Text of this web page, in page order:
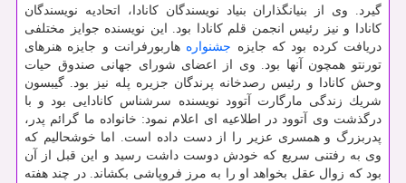
گیرد. وی از بنیانگذاران بنیاد نویسندگان كانادا، اتحادیه نویسندگان
كانادا و نیز رئیس انجمن قلم كانادا بود. این نویسنده جوایز مختلفی
دریافت كرده بود كه جایزه جشنواره هاربورفرانت و جایزه هنرهای
تورنتو همچون آنها بود. وی از اعضای شورای جهانی صندوق حیات
وحش كانادا و رئیس رصدخانه پرندگان جزیره پله نیز بود. گیبسون
شریك زندگی مارگارت آتوود نویسنده سرشناس كانادایی بود و با
درگذشت وی آتوود در اطلاعیه ای اعلام نمود: خانواده ما گرائم پدر،
پدربزرگ و همسری عزیر را از دست داده است. اما خوشحالیم كه
وی به رفتنی سریع كه خودش دوست داشت رسید و این قبل از آن
بود كه زوال عقل بخواهد او را به مرز فروپاشی بكشاند. در چند هفته